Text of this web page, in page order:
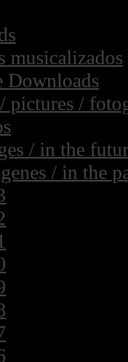
musicalizados
Downloads
pictures /
/ in the
/ in the